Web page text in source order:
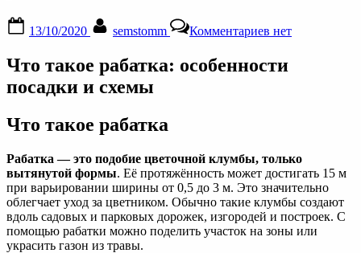
on
13/10/2020 semstomm Комментариевзаписи
—
и
выбору
растений
нет
Что такое рабатка: особенности
посадки и схемы
Что такое рабатка
Рабатка — это подобие цветочной клумбы, только
вытянутой формы. Её протяжённость может достигать 15 м
при варьировании ширины от 0,5 до 3 м. Это значительно
облегчает уход за цветником. Обычно такие клумбы создают
вдоль садовых и парковых дорожек, изгородей и построек. С
помощью рабатки можно поделить участок на зоны или
украсить газон из травы.